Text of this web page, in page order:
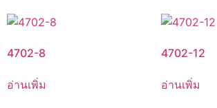
4702-8
อ่านเพิ่ม
4702-12
อ่านเพิ่ม